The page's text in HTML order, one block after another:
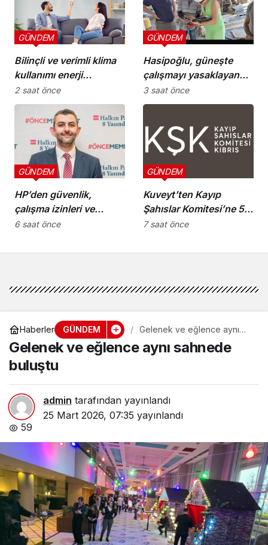
Bilinçli ve verimli klima
kullanımı enerji
tüketimini azaltıyor
GÜNDEM
2 saat önce
Hasipoğlu, güneşte
çalışmayı yasaklayan
kararın uygulanmasını
Yeniboğaziçi’nde
GÜNDEM
3 saat önce
HP’den güvenlik,
çalışma izinleri ve
yurttaşlık
GÜNDEM
6 saat önce
Kuveyt’ten Kayıp
Şahıslar Komitesi’ne 50
bin dolar katkı
GÜNDEM
7 saat önce
Haberler GÜNDEM
Gelenek ve eğlence aynı
Gelenek ve eğlence aynı sahnede
buluştu
admin tarafından yayınlandı
25 Mart 2026, 07:35 yayınlandı
59